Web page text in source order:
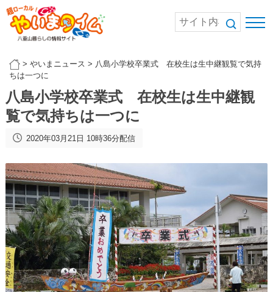
> やいまニュース > 八島小学校卒業式 在校生は生中継観覧で気持
ちは一つに
八島小学校卒業式 在校生は生中継観
覧で気持ちは一つに
2020年03月21日 10時36分配信